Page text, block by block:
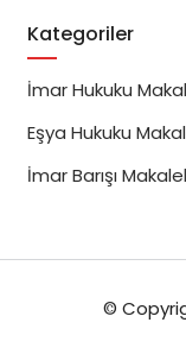
Kategoriler
İmar Hukuku
Eşya Hukuku
İmar Barışı
©